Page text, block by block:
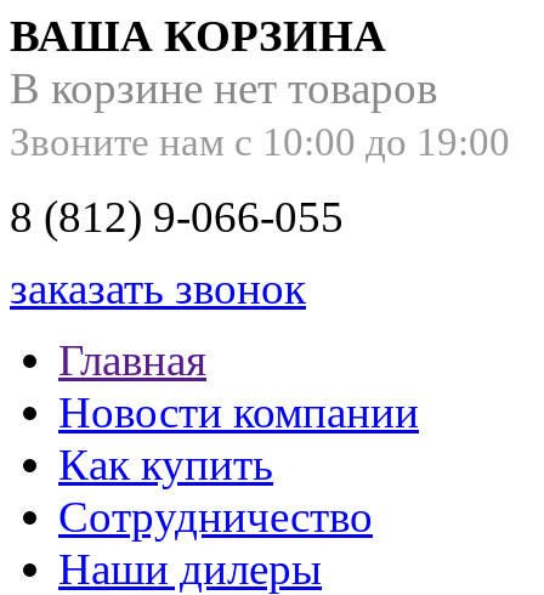
ВАША КОРЗИНА
В корзине нет товаров
Звоните нам с 10:00 до 19:00
8 (812) 9-066-055
заказать звонок
Главная
Новости компании
Как купить
Сотрудничество
Наши дилеры